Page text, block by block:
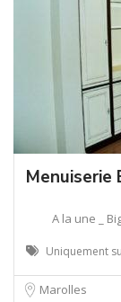
Menuiserie
A la une _
Uniquement
Marolles